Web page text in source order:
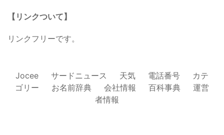
【リンクついて】
リンクフリーです。
Jocee サードニュース 天気 電話番号
カテ
ゴリー
お名前辞典 会社情報 百科事典
運営
者情報